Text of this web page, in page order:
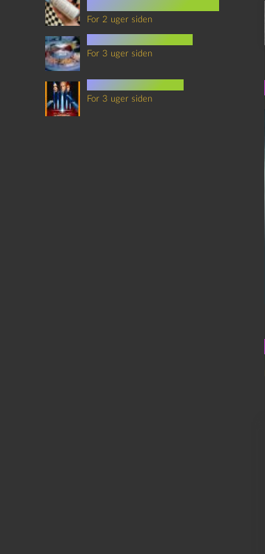
For 2 uger siden
For 3 uger siden
For 3 uger siden